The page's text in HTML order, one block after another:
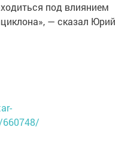
под влиянием
— сказал Юрий